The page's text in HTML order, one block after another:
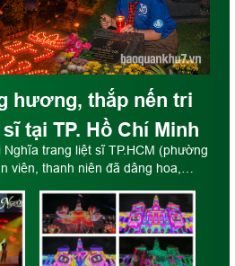
hương, thắp nến tri
tại TP. Hồ Chí Minh
trang liệt sĩ TP.HCM (phường
viên, thanh niên đã dâng hoa,
binh - Liệt sĩ.